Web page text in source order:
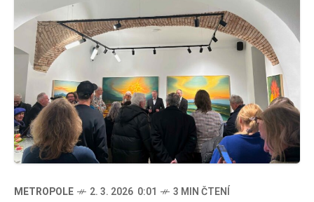
METROPOLE 2. 3. 2026 0:01 3 MIN ČTENÍ